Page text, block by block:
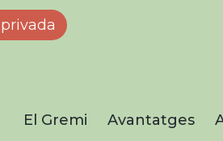
El Gremi Avantatges